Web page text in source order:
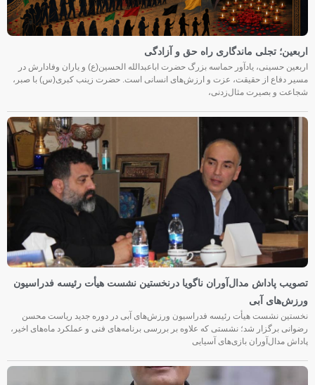
اربعین؛ تجلی ماندگاری راه حق و آزادگی
اربعین حسینی، یادآور حماسه بزرگ حضرت اباعبدالله الحسین(ع) و یاران وفادارش در
مسیر دفاع از حقیقت، عزت و ارزش‌های انسانی است. حضرت زینب کبری(س) با صبر،
شجاعت و بصیرت مثال‌زدنی،
تصویب پاداش مدال‌آوران ناگویا درنخستین نشست هیأت رئیسه فدراسیون
ورزش‌های آبی
نخستین نشست هیأت رئیسه فدراسیون ورزش‌های آبی در دوره جدید ریاست محسن
رضوانی برگزار شد؛ نشستی که علاوه بر بررسی برنامه‌های فنی و عملکرد ماه‌های اخیر،
پاداش مدال‌آوران بازی‌های آسیایی